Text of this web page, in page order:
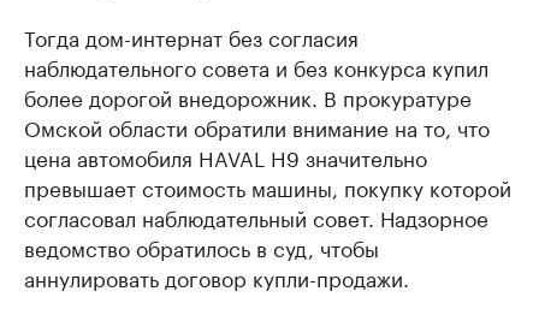
Тогда дом-интернат без согласия
наблюдательного совета и без конкурса купил
более дорогой внедорожник. В прокуратуре
Омской области обратили внимание на то, что
цена автомобиля HAVAL H9 значительно
превышает стоимость машины, покупку которой
согласовал наблюдательный совет. Надзорное
ведомство обратилось в суд, чтобы
аннулировать договор купли-продажи.